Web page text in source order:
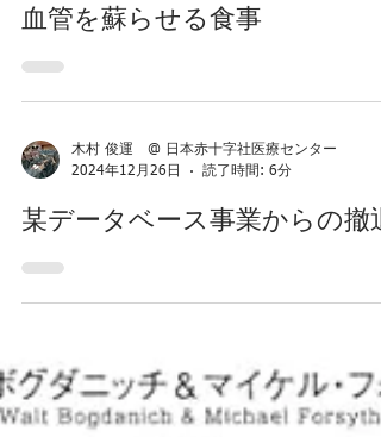
木村 俊運 @ 日本赤十字社医療センター
2025年1月1日
読了時間: 3分
血管を蘇らせる食事
木村 俊運 @ 日本赤十字社医療センター
2024年12月26日
読了時間: 6分